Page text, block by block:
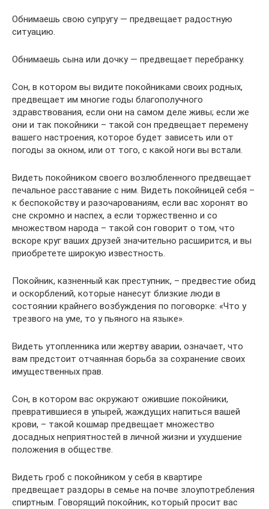
Обнимаешь свою супругу — предвещает радостную
ситуацию.
Обнимаешь сына или дочку — предвещает перебранку.
Сон, в котором вы видите покойниками своих родных,
предвещает им многие годы благополучного
здравствования, если они на самом деле живы; если же
они и так покойники – такой сон предвещает перемену
вашего настроения, которое будет зависеть или от
погоды за окном, или от того, с какой ноги вы встали.
Видеть покойником своего возлюбленного предвещает
печальное расставание с ним. Видеть покойницей себя –
к беспокойству и разочарованиям, если вас хоронят во
сне скромно и наспех, а если торжественно и со
множеством народа – такой сон говорит о том, что
вскоре круг ваших друзей значительно расширится, и вы
приобретете широкую известность.
Покойник, казненный как преступник, – предвестие обид
и оскорблений, которые нанесут близкие люди в
состоянии крайнего возбуждения по поговорке: «Что у
трезвого на уме, то у пьяного на языке».
Видеть утопленника или жертву аварии, означает, что
вам предстоит отчаянная борьба за сохранение своих
имущественных прав.
Сон, в котором вас окружают ожившие покойники,
превратившиеся в упырей, жаждущих напиться вашей
крови, – такой кошмар предвещает множество
досадных неприятностей в личной жизни и ухудшение
положения в обществе.
Видеть гроб с покойником у себя в квартире
предвещает раздоры в семье на почве злоупотребления
спиртным. Говорящий покойник, который просит вас